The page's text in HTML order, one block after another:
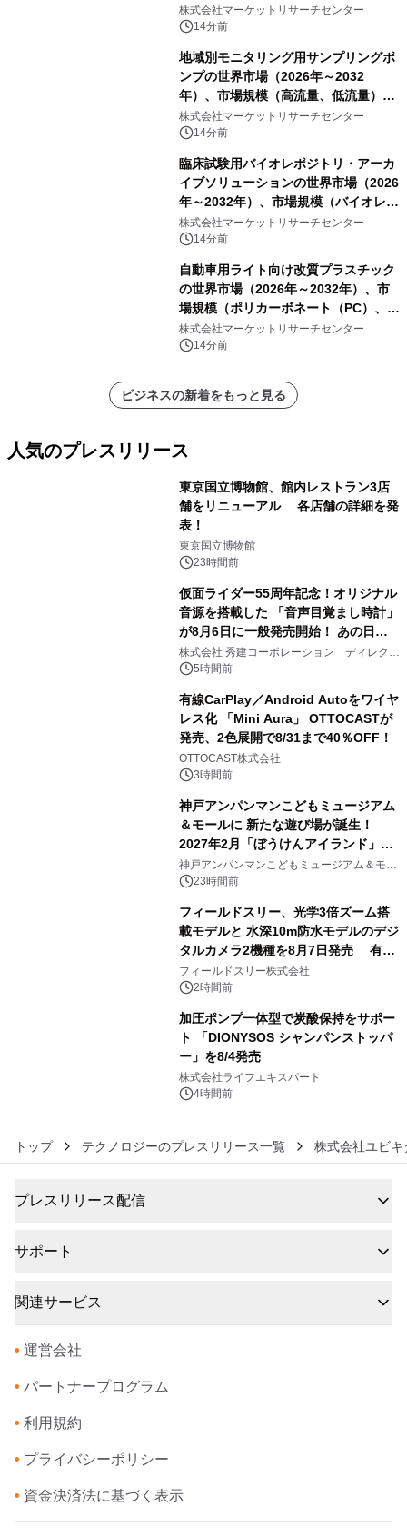
プ）・分析レポートを発表
株式会社マーケットリサーチセンター
14分前
地域別モニタリング用サンプリングポ
ンプの世界市場（2026年～2032
年）、市場規模（高流量、低流量）・
分析レポートを発表
株式会社マーケットリサーチセンター
14分前
臨床試験用バイオレポジトリ・アーカ
イブソリューションの世界市場（2026
年～2032年）、市場規模（バイオレポ
ジトリサービス、アーカイブソリュー
ションサービス）・分析レポートを発
株式会社マーケットリサーチセンター
14分前
自動車用ライト向け改質プラスチック
の世界市場（2026年～2032年）、市
場規模（ポリカーボネート（PC）、ポ
リメチルメタクリレート
（PMMA））・分析レポートを発表
株式会社マーケットリサーチセンター
14分前
ビジネスの新着をもっと見る
人気のプレスリリース
東京国立博物館、館内レストラン3店
舗をリニューアル 各店舗の詳細を発
表！
東京国立博物館
23時間前
仮面ライダー55周年記念！オリジナル
音源を搭載した 「音声目覚まし時計」
が8月6日に一般発売開始！ あの日の
大興奮が今甦る
株式会社 秀建コーポレーション ディレクト
アートギャラリー
5時間前
有線CarPlay／Android Autoをワイヤ
レス化 「Mini Aura」 OTTOCASTが
発売、2色展開で8/31まで40％OFF！
OTTOCAST株式会社
3時間前
神戸アンパンマンこどもミュージアム
＆モールに 新たな遊び場が誕生！
2027年2月「ぼうけんアイランド」が
オープン
神戸アンパンマンこどもミュージアム＆モー
ル 23時間前
フィールドスリー、光学3倍ズーム搭
載モデルと 水深10m防水モデルのデジ
タルカメラ2機種を8月7日発売 有効
約1300万画素、用途別に選べるコンデ
ジ新登場
フィールドスリー株式会社
2時間前
加圧ポンプ一体型で炭酸保持をサポー
ト 「DIONYSOS シャンパンストッパ
ー」を8/4発売
株式会社ライフエキスパート
4時間前
トップ テクノロジーのプレスリリース一覧 株式会社ユビ
プレスリリース配信
サポート
関連サービス
• 運営会社
• パートナープログラム
• 利用規約
• プライバシーポリシー
• 資金決済法に基づく表示